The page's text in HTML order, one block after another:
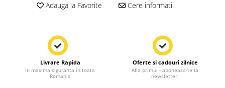
Adauga la Favorite Cere informatii
Livrare Rapida
In maxima siguranta in toata
Romania
Oferte si cadouri zilnice
Afla primul - aboneaza-te la
newsletter.